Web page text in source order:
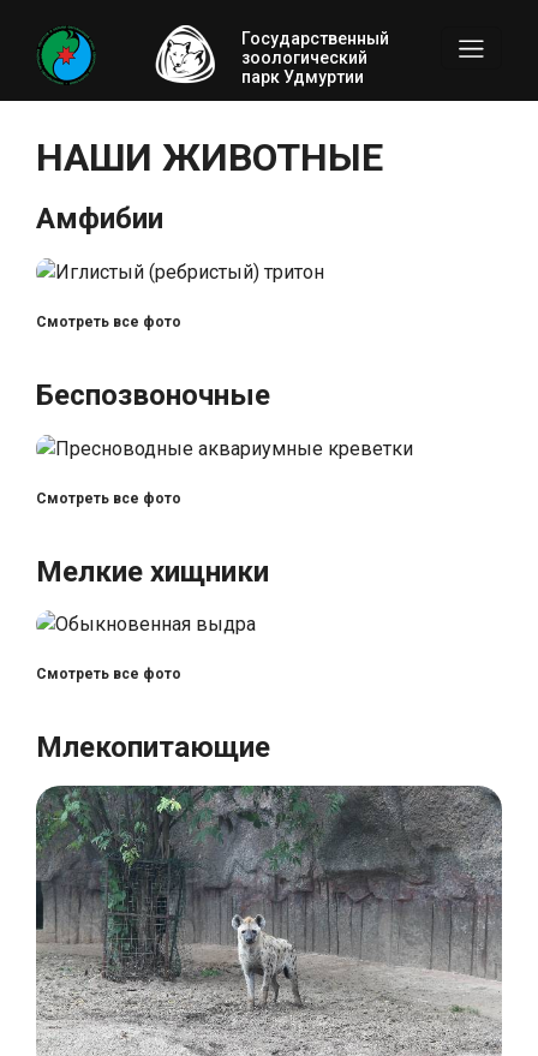
Государственный
зоологический
парк Удмуртии
НАШИ ЖИВОТНЫЕ
Амфибии
Смотреть все фото
Беспозвоночные
Смотреть все фото
Мелкие хищники
Смотреть все фото
Млекопитающие